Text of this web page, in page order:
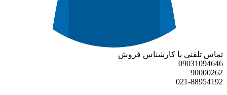
تماس تلفنی با کارشناس فروش
09031094646
90000262
021-88954192